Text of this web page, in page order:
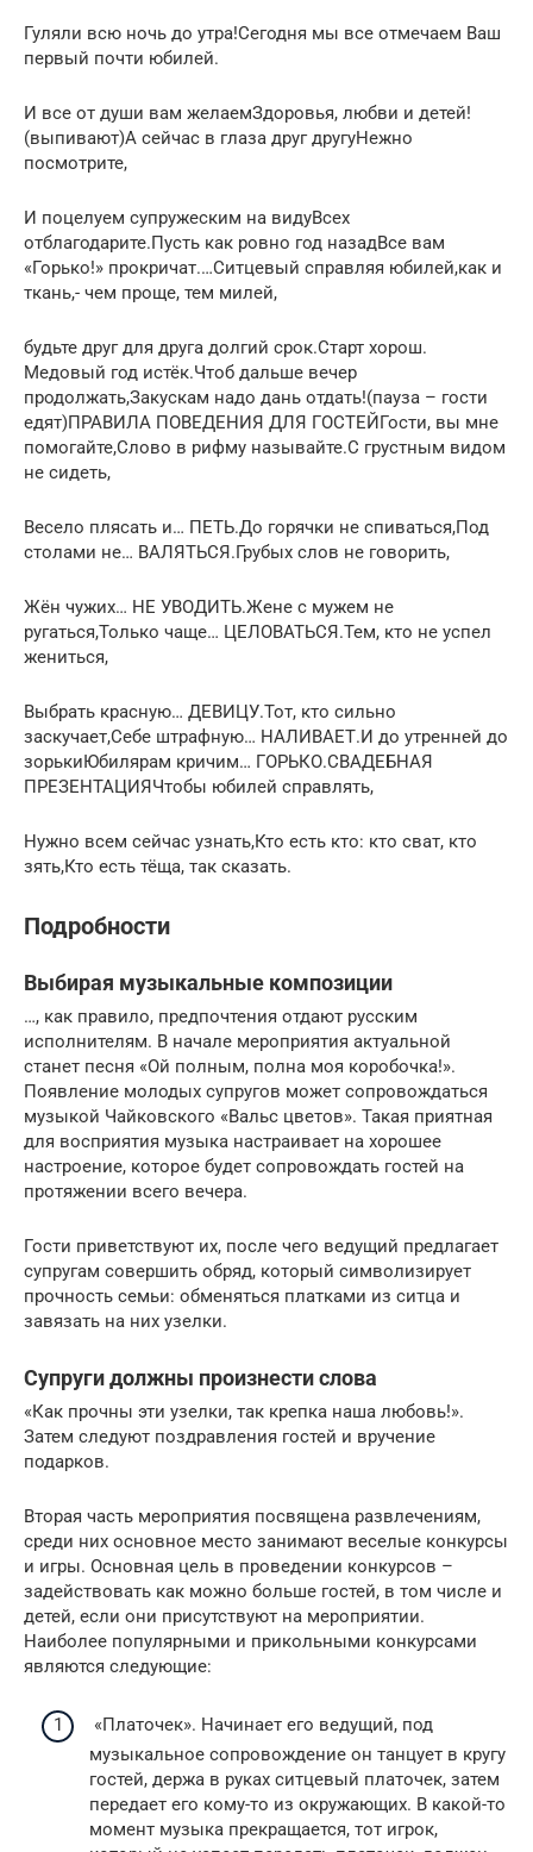
Гуляли всю ночь до утра!Сегодня мы все отмечаем Ваш
первый почти юбилей.
И все от души вам желаемЗдоровья, любви и детей!
(выпивают)А сейчас в глаза друг другуНежно
посмотрите,
И поцелуем супружеским на видуВсех
отблагодарите.Пусть как ровно год назадВсе вам
«Горько!» прокричат.…Ситцевый справляя юбилей,как и
ткань,- чем проще, тем милей,
будьте друг для друга долгий срок.Старт хорош.
Медовый год истёк.Чтоб дальше вечер
продолжать,Закускам надо дань отдать!(пауза – гости
едят)ПРАВИЛА ПОВЕДЕНИЯ ДЛЯ ГОСТЕЙГости, вы мне
помогайте,Слово в рифму называйте.С грустным видом
не сидеть,
Весело плясать и… ПЕТЬ.До горячки не спиваться,Под
столами не… ВАЛЯТЬСЯ.Грубых слов не говорить,
Жён чужих… НЕ УВОДИТЬ.Жене с мужем не
ругаться,Только чаще… ЦЕЛОВАТЬСЯ.Тем, кто не успел
жениться,
Выбрать красную… ДЕВИЦУ.Тот, кто сильно
заскучает,Себе штрафную… НАЛИВАЕТ.И до утренней до
зорькиЮбилярам кричим… ГОРЬКО.СВАДЕБНАЯ
ПРЕЗЕНТАЦИЯЧтобы юбилей справлять,
Нужно всем сейчас узнать,Кто есть кто: кто сват, кто
зять,Кто есть тёща, так сказать.
Подробности
Выбирая музыкальные композиции
…, как правило, предпочтения отдают русским
исполнителям. В начале мероприятия актуальной
станет песня «Ой полным, полна моя коробочка!».
Появление молодых супругов может сопровождаться
музыкой Чайковского «Вальс цветов». Такая приятная
для восприятия музыка настраивает на хорошее
настроение, которое будет сопровождать гостей на
протяжении всего вечера.
Гости приветствуют их, после чего ведущий предлагает
супругам совершить обряд, который символизирует
прочность семьи: обменяться платками из ситца и
завязать на них узелки.
Супруги должны произнести слова
«Как прочны эти узелки, так крепка наша любовь!».
Затем следуют поздравления гостей и вручение
подарков.
Вторая часть мероприятия посвящена развлечениям,
среди них основное место занимают веселые конкурсы
и игры. Основная цель в проведении конкурсов –
задействовать как можно больше гостей, в том числе и
детей, если они присутствуют на мероприятии.
Наиболее популярными и прикольными конкурсами
являются следующие:
«Платочек». Начинает его ведущий, под
музыкальное сопровождение он танцует в кругу
гостей, держа в руках ситцевый платочек, затем
передает его кому-то из окружающих. В какой-то
момент музыка прекращается, тот игрок,